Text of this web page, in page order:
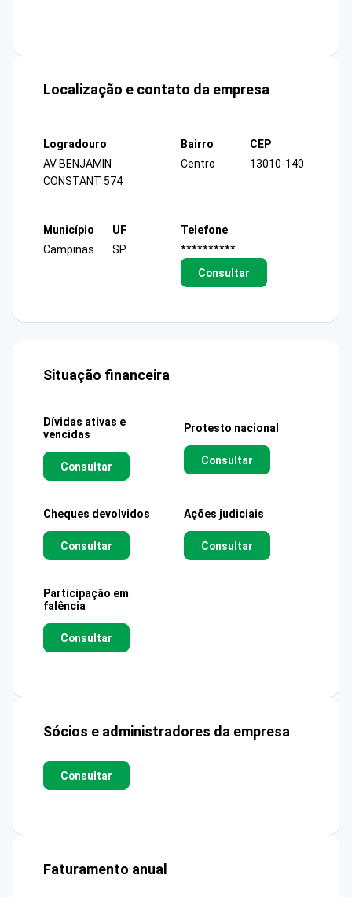
Localização e contato da empresa
Logradouro
AV BENJAMIN
CONSTANT 574
Bairro
Centro
CEP
13010-140
Município
Campinas
UF
SP
Telefone
**********
Consultar
Situação financeira
Dívidas ativas e
vencidas
Consultar
Protesto nacional
Consultar
Cheques devolvidos
Consultar
Ações judiciais
Consultar
Participação em
falência
Consultar
Sócios e administradores da empresa
Consultar
Faturamento anual